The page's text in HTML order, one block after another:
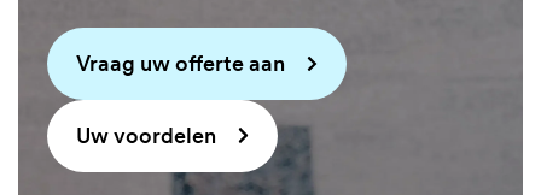
Vraag uw offerte aan
Uw voordelen